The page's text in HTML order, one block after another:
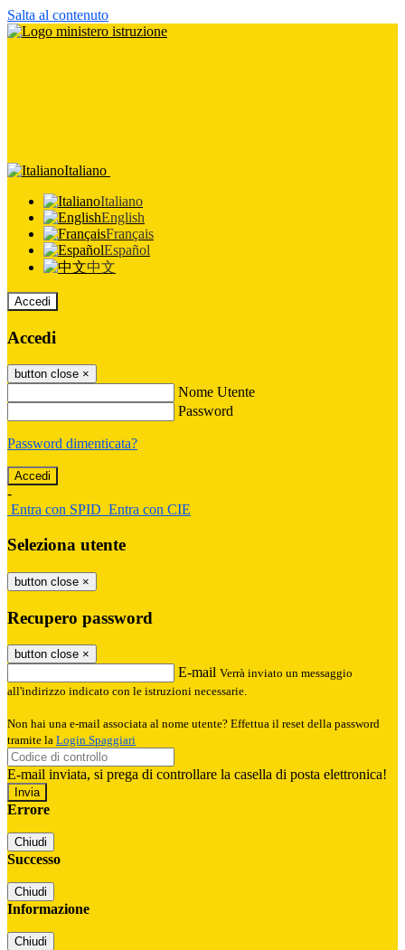
Salta al contenuto
Italiano
Italiano
English
Français
Español
中文
Accedi
Accedi
button close ×
Nome Utente
Password
Password dimenticata?
-
Entra con SPID Entra con CIE
Seleziona utente
button close ×
Recupero password
button close ×
E-mail Verrà inviato un messaggio
all'indirizzo indicato con le istruzioni necessarie.
Non hai una e-mail associata al nome utente? Effettua il reset della password
tramite la Login Spaggiari
E-mail inviata, si prega di controllare la casella di posta elettronica!
Errore
Chiudi
Successo
Chiudi
Informazione
Chiudi